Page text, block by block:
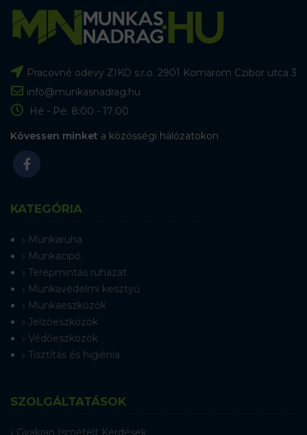
Pracovné odevy ZIKO s.r.o. 2901 Komárom Czibor utca 3
info@munkasnadrag.hu
Hé - Pé: 8:00 - 17:00
Kövessen minket a közösségi hálózatokon
KATEGÓRIA
Munkaruha
Munkacipő
Terepmintás ruházat
Munkavédelmi kesztyű
Munkaeszközök
Jelzőeszközök
Védőeszközök
Tisztítás és higiénia
SZOLGÁLTATÁSOK
Gyakran Ismételt Kérdések